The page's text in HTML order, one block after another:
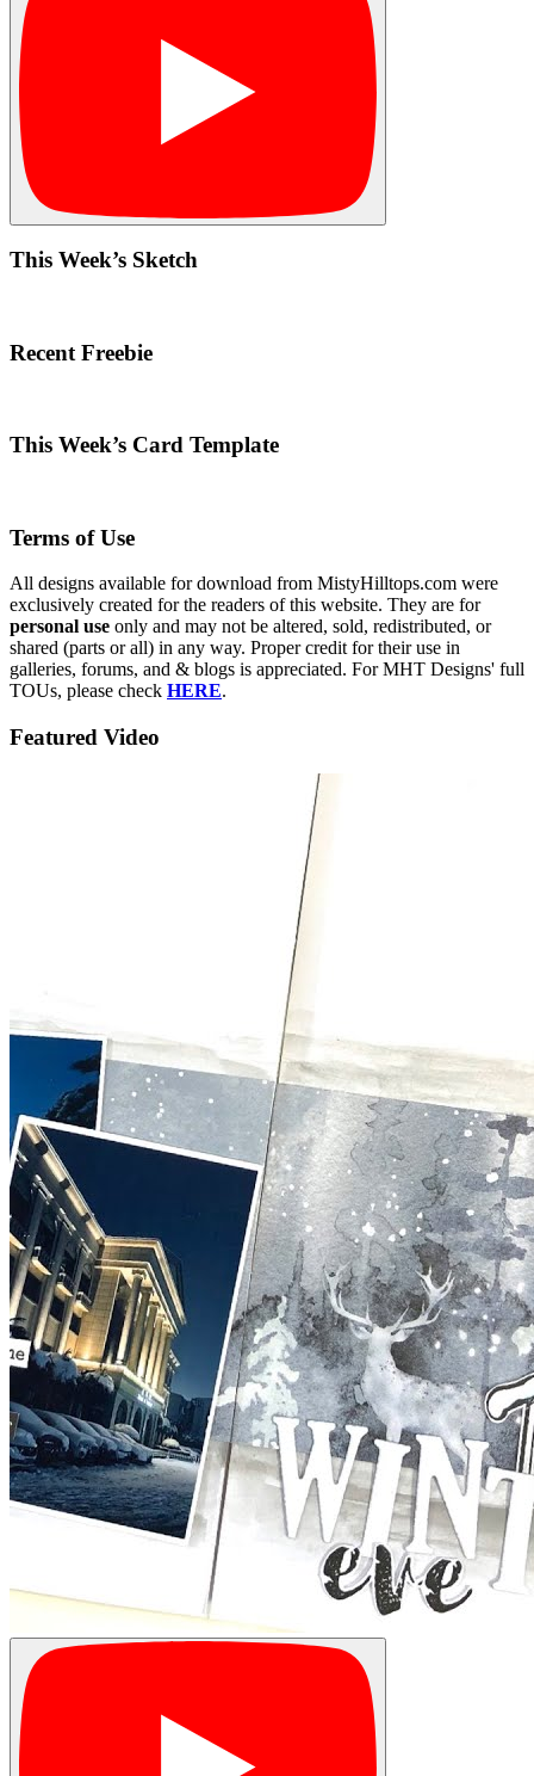
This Week’s Sketch
Recent Freebie
This Week’s Card Template
Terms of Use
All designs available for download from MistyHilltops.com were
exclusively created for the readers of this website. They are for
personal use only and may not be altered, sold, redistributed, or
shared (parts or all) in any way. Proper credit for their use in
galleries, forums, and & blogs is appreciated. For MHT Designs' full
TOUs, please check HERE.
Featured Video